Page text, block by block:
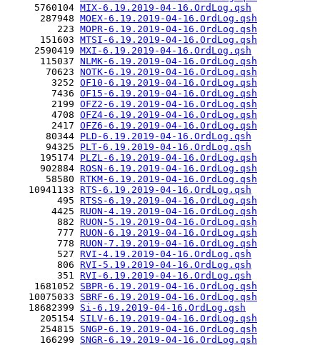
     5760104
MIX-6.19.2019-04-16.OrdLog.qsh
      287948
MOEX-6.19.2019-04-16.OrdLog.qsh
         223
MOPR-6.19.2019-04-16.OrdLog.qsh
      151603
MTSI-6.19.2019-04-16.OrdLog.qsh
     2590419
MXI-6.19.2019-04-16.OrdLog.qsh
      115037
NLMK-6.19.2019-04-16.OrdLog.qsh
       70623
NOTK-6.19.2019-04-16.OrdLog.qsh
        3252
OF10-6.19.2019-04-16.OrdLog.qsh
        7436
OF15-6.19.2019-04-16.OrdLog.qsh
        2199
OFZ2-6.19.2019-04-16.OrdLog.qsh
        4708
OFZ4-6.19.2019-04-16.OrdLog.qsh
        2417
OFZ6-6.19.2019-04-16.OrdLog.qsh
       80344
PLD-6.19.2019-04-16.OrdLog.qsh
       94325
PLT-6.19.2019-04-16.OrdLog.qsh
      195174
PLZL-6.19.2019-04-16.OrdLog.qsh
      902884
ROSN-6.19.2019-04-16.OrdLog.qsh
       58580
RTKM-6.19.2019-04-16.OrdLog.qsh
    10941133
RTS-6.19.2019-04-16.OrdLog.qsh
         495
RTSS-6.19.2019-04-16.OrdLog.qsh
        4425
RUON-4.19.2019-04-16.OrdLog.qsh
         882
RUON-5.19.2019-04-16.OrdLog.qsh
         777
RUON-6.19.2019-04-16.OrdLog.qsh
         778
RUON-7.19.2019-04-16.OrdLog.qsh
         527
RVI-4.19.2019-04-16.OrdLog.qsh
         806
RVI-5.19.2019-04-16.OrdLog.qsh
         351
RVI-6.19.2019-04-16.OrdLog.qsh
     1681052
SBPR-6.19.2019-04-16.OrdLog.qsh
    10075033
SBRF-6.19.2019-04-16.OrdLog.qsh
    18682399
Si-6.19.2019-04-16.OrdLog.qsh
      205154
SILV-6.19.2019-04-16.OrdLog.qsh
      254815
SNGP-6.19.2019-04-16.OrdLog.qsh
      166299
SNGR-6.19.2019-04-16.OrdLog.qsh